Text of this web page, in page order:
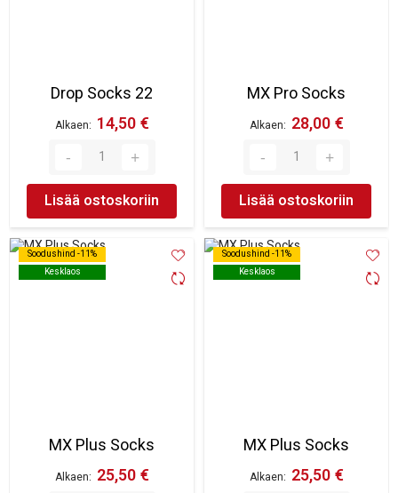
Drop Socks 22
Alkaen 14,50 €
Lisää ostoskoriin
MX Pro Socks
Alkaen 28,00 €
Lisää ostoskoriin
Soodushind -11%
Kesklaos
Soodushind -11%
Kesklaos
MX Plus Socks
Alkaen 25,50 €
Soodushind -11%
Kesklaos
Soodushind -11%
Kesklaos
MX Plus Socks
Alkaen 25,50 €